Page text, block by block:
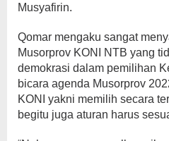
Musyafirin.
Qomar mengaku sangat
Musorprov KONI NTB yang
demokrasi dalam pemilihan
bicara agenda Musorprov
KONI yakni memilih secara
begitu juga aturan harus